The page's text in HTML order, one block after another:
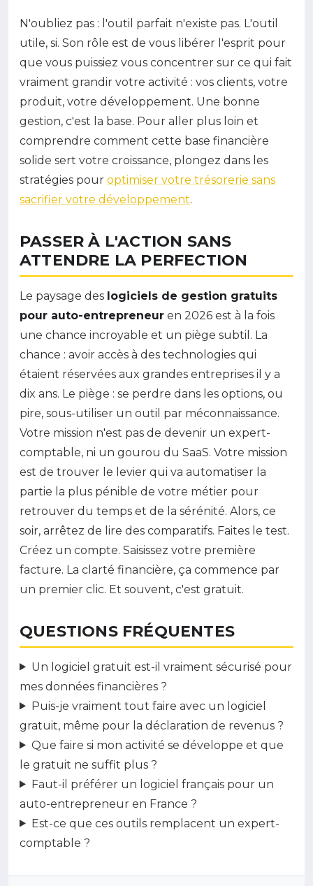
N'oubliez pas : l'outil parfait n'existe pas. L'outil
utile, si. Son rôle est de vous libérer l'esprit pour
que vous puissiez vous concentrer sur ce qui fait
vraiment grandir votre activité : vos clients, votre
produit, votre développement. Une bonne
gestion, c'est la base. Pour aller plus loin et
comprendre comment cette base financière
solide sert votre croissance, plongez dans les
stratégies pour optimiser votre trésorerie sans
sacrifier votre développement.
PASSER À L'ACTION SANS
ATTENDRE LA PERFECTION
Le paysage des logiciels de gestion gratuits
pour auto-entrepreneur en 2026 est à la fois
une chance incroyable et un piège subtil. La
chance : avoir accès à des technologies qui
étaient réservées aux grandes entreprises il y a
dix ans. Le piège : se perdre dans les options, ou
pire, sous-utiliser un outil par méconnaissance.
Votre mission n'est pas de devenir un expert-
comptable, ni un gourou du SaaS. Votre mission
est de trouver le levier qui va automatiser la
partie la plus pénible de votre métier pour
retrouver du temps et de la sérénité. Alors, ce
soir, arrêtez de lire des comparatifs. Faites le test.
Créez un compte. Saisissez votre première
facture. La clarté financière, ça commence par
un premier clic. Et souvent, c'est gratuit.
QUESTIONS FRÉQUENTES
Un logiciel gratuit est-il vraiment sécurisé pour
mes données financières ?
Puis-je vraiment tout faire avec un logiciel
gratuit, même pour la déclaration de revenus ?
Que faire si mon activité se développe et que
le gratuit ne suffit plus ?
Faut-il préférer un logiciel français pour un
auto-entrepreneur en France ?
Est-ce que ces outils remplacent un expert-
comptable ?